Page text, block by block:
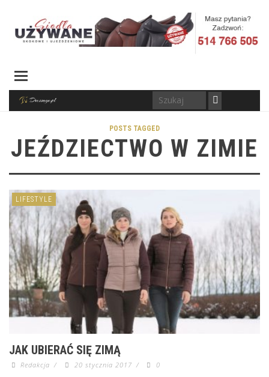
POSTS TAGGED
JEŹDZIECTWO W ZIMIE
LIFESTYLE
JAK UBIERAĆ SIĘ ZIMĄ
Redakcja / 20 stycznia 2017 / 0